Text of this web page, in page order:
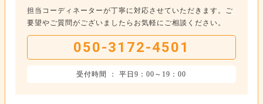
担当コーディネーターが丁寧に対応させていただきます。ご
要望やご質問がございましたらお気軽にご相談ください。
050-3172-4501
受付時間 ： 平日9：00～19：00